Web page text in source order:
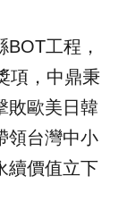
工程，
項，中鼎秉
敗歐美日韓
領台灣中小
續價值立下